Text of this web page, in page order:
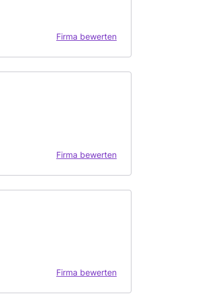
Firma bewerten
Firma bewerten
Firma bewerten